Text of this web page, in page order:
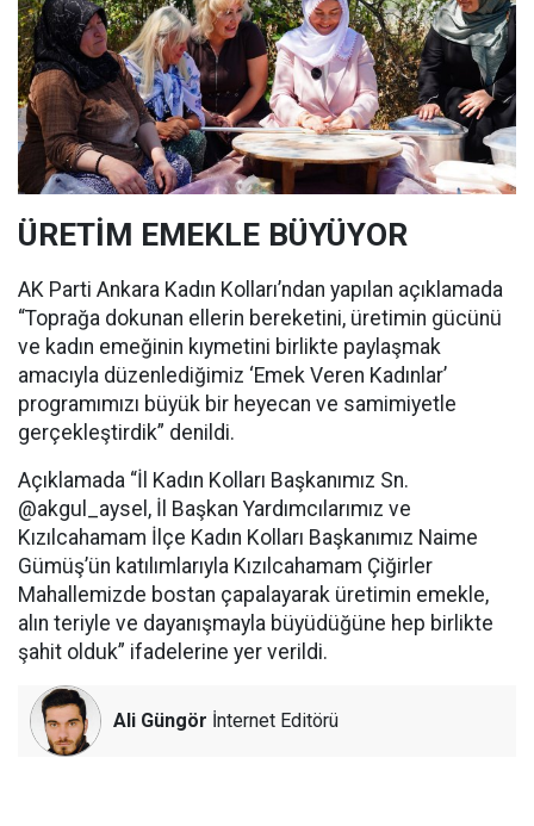
ÜRETİM EMEKLE BÜYÜYOR
AK Parti Ankara Kadın Kolları’ndan yapılan açıklamada
“Toprağa dokunan ellerin bereketini, üretimin gücünü
ve kadın emeğinin kıymetini birlikte paylaşmak
amacıyla düzenlediğimiz ‘Emek Veren Kadınlar’
programımızı büyük bir heyecan ve samimiyetle
gerçekleştirdik” denildi.
Açıklamada “İl Kadın Kolları Başkanımız Sn.
@akgul_aysel, İl Başkan Yardımcılarımız ve
Kızılcahamam İlçe Kadın Kolları Başkanımız Naime
Gümüş’ün katılımlarıyla Kızılcahamam Çiğirler
Mahallemizde bostan çapalayarak üretimin emekle,
alın teriyle ve dayanışmayla büyüdüğüne hep birlikte
şahit olduk” ifadelerine yer verildi.
Ali Güngör İnternet Editörü